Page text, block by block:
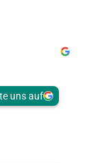
uns auf